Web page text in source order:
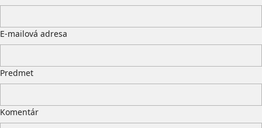
E-mailová adresa
Predmet
Komentár